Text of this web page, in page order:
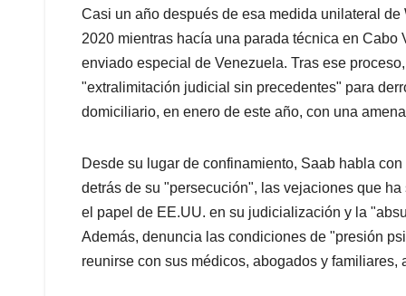
Casi un año después de esa medida unilateral
2020 mientras hacía una parada técnica en
enviado especial de Venezuela. Tras ese
"extralimitación judicial sin precedentes" para
domiciliario, en enero de este año, con una
Desde su lugar de confinamiento, Saab habla
detrás de su "persecución", las vejaciones que
el papel de EE.UU. en su judicialización y la
Además, denuncia las condiciones de "presión
reunirse con sus médicos, abogados y